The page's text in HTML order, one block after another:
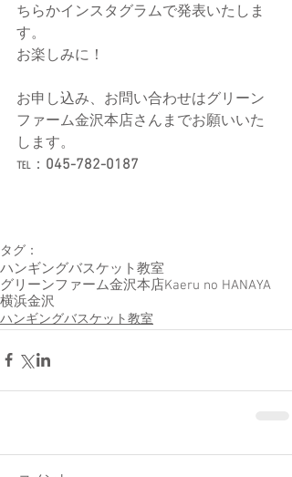
ちらかインスタグラムで発表いたしま
す。
お楽しみに！
お申し込み、お問い合わせはグリーン
ファーム金沢本店さんまでお願いいた
します。
℡： 045-782-0187
タグ：
ハンギングバスケット教室
グリーンファーム金沢本店Kaeru no HANAYA
横浜金沢
ハンギングバスケット教室